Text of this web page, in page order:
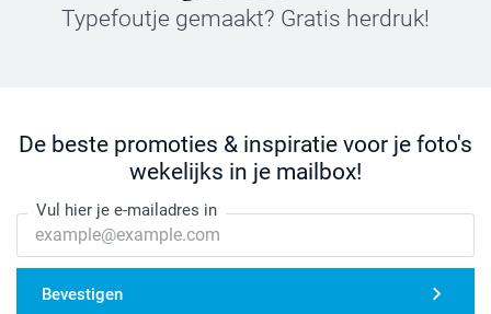
Typefoutje gemaakt? Gratis herdruk!
De beste promoties & inspiratie voor je foto's
wekelijks in je mailbox!
Vul hier je e-mailadres in
Bevestigen